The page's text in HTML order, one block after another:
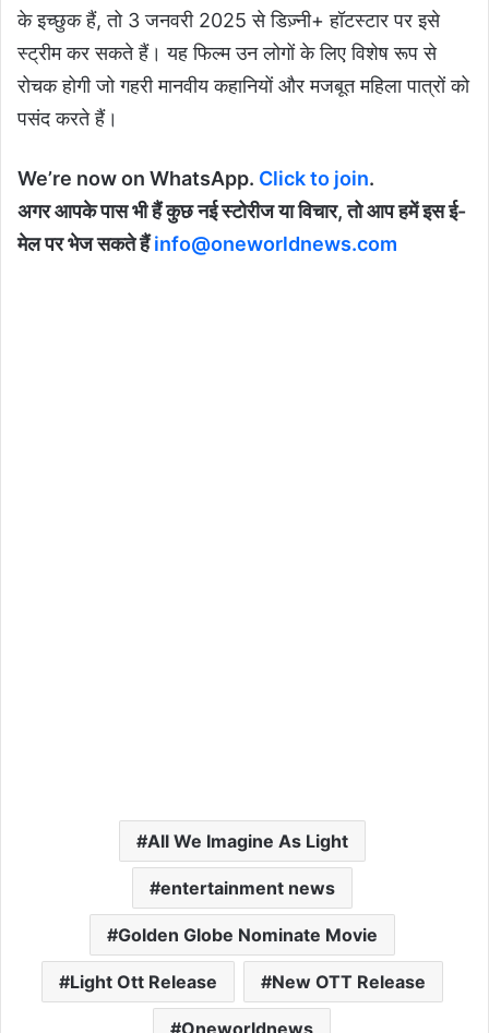
के इच्छुक हैं, तो 3 जनवरी 2025 से डिज़्नी+ हॉटस्टार पर इसे
स्ट्रीम कर सकते हैं। यह फिल्म उन लोगों के लिए विशेष रूप से
रोचक होगी जो गहरी मानवीय कहानियों और मजबूत महिला पात्रों को
पसंद करते हैं।
We’re now on WhatsApp. Click to join.
अगर आपके पास भी हैं कुछ नई स्टोरीज या विचार, तो आप हमें इस ई-
मेल पर भेज सकते हैंinfo@oneworldnews.com
All We Imagine As Light
entertainment news
Golden Globe Nominate Movie
Light Ott Release New OTT Release
Oneworldnews